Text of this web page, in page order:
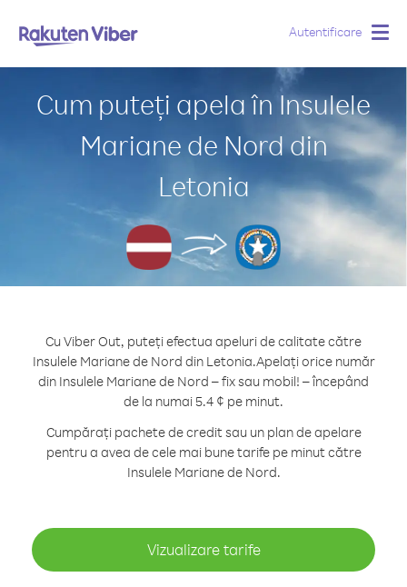
Autentificare
Cum puteți apela în Insulele
Mariane de Nord din
Letonia
Cu Viber Out, puteți efectua apeluri de calitate către
Insulele Mariane de Nord din Letonia.Apelați orice număr
din Insulele Mariane de Nord – fix sau mobil! – începând
de la numai 5.4 ¢ pe minut.
Cumpărați pachete de credit sau un plan de apelare
pentru a avea de cele mai bune tarife pe minut către
Insulele Mariane de Nord.
Vizualizare tarife